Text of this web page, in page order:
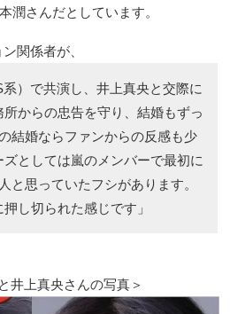
潤さんだとしています。
関係者が、
系）で共演し、井上真央と交際に
からの忠告を守り、結婚もずっ
結婚ならファンからの反感も少
としては嵐のメンバーで最初に
と思っていたフシがあります。
し切られた感じです」
井上真央さんの写真＞